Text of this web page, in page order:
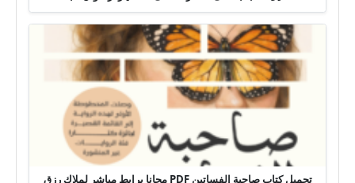
تحميل كتاب صاحبة الفساتين PDF مجانا برابط مباشر لملاك رزق